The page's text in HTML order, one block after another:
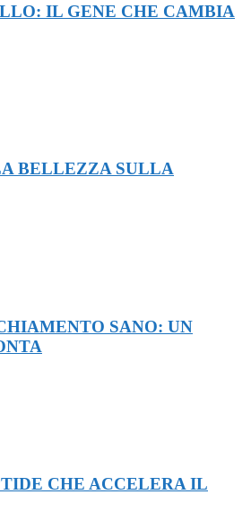
IL GENE CHE CAMBIA
BELLEZZA SULLA
SANO: UN
CHE ACCELERA IL